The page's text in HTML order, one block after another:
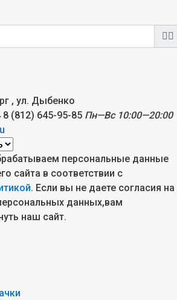
, ул. Дыбенко
8 (812) 645-95-85 Пн—Вс 10:00—20:00
персональные данные
сайта в соответствии с
. Если вы не даете согласия на
данных,вам
наш сайт.